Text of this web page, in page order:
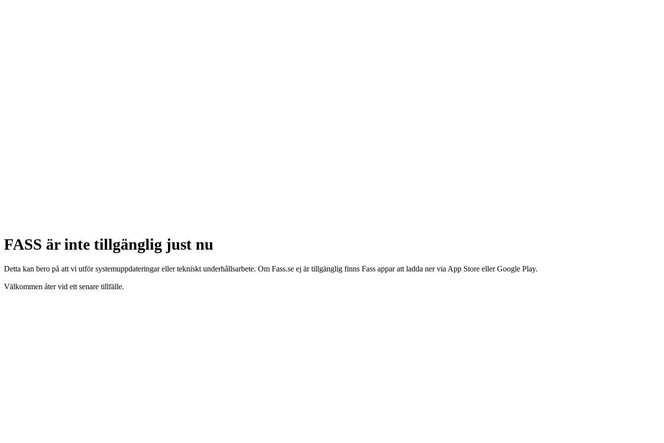
FASS är inte tillgänglig just nu
Detta kan bero på att vi utför systemuppdateringar eller tekniskt underhållsarbete. Om Fass.se ej är tillgänglig finns Fass appar att ladda ner via App Store eller Google Play.
Välkommen åter vid ett senare tillfälle.